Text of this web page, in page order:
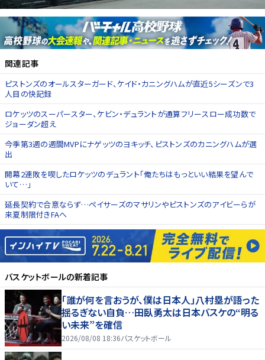
関連記事
ピストンズのオールスターガード、ケイド・カニングハムが直近5シーズンで3
人目の快記録
ロケッツのスーパースター、ケビン・デュラントが通算フリースロー成功数で
ジョーダン超え
今季第3週の週間MVPにナゲッツのヨキッチ、ピストンズのカニングハムが選
出
開幕2連敗を喫したロケッツのデュラント「俺たちはもっといい結果を望んで
いて…」
延長契約で合意ならず…ペイサーズのマサリンやピストンズのアイビーらが
来夏制限付きFAへ
バスケットボールの新着記事
「誰が何を言おうが、僕は日本人」八村塁が語った
揺るぎない自負…田臥勇太は日本バスケの“明る
い未来”を確信
2026/08/08 18:36バスケットボール